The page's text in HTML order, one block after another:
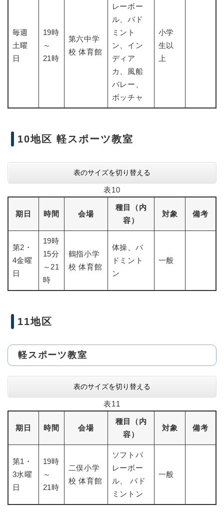
毎週
土曜
日
19時
～
21時
第六中学
校 体育館
レーボー
ル、バド
ミント
ン、イン
ディア
カ、風船
バレー、
ボッチャ
小学
生以
上
10地区 軽スポーツ教室
表のサイズを切り替える
表10
期日 時間 会場
種目（内
容）
対象 備考
第2・
4金曜
日
19時
15分
～21
時
鶴指小学
校 体育館
体操、バ
ドミント
ン
一般
11地区
軽スポーツ教室
表のサイズを切り替える
表11
期日 時間 会場
種目（内
容）
対象 備考
第1・
3水曜
日
19時
～
21時
二俣小学
校 体育館
ソフトバ
レーボー
ル、 バド
ミントン
一般